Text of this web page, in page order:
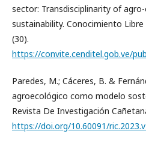
sector: Transdisciplinarity of
sustainability. Conocimiento Libre
(30).
https://convite.cenditel.gob.ve/
Paredes, M.; Cáceres, B. &
agroecológico como modelo
Revista De Investigación
https://doi.org/10.60091/